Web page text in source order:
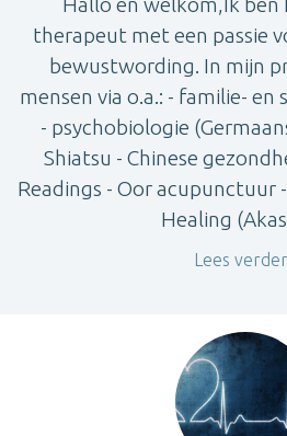
therapeut met een passie
bewustwording. In mijn
mensen via o.a.: - familie-
- psychobiologie
Shiatsu - Chinese
Readings - Oor acupunctuur
Healing
Lees verder